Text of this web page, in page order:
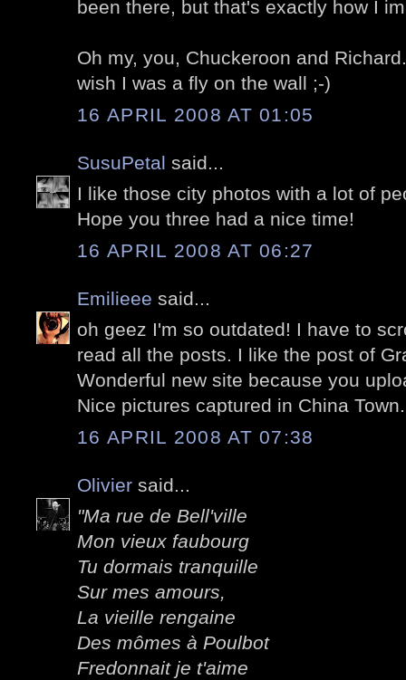
been there, but that's exactly how I
Oh my, you, Chuckeroon and
wish I was a fly on the wall ;-)
16 APRIL 2008 AT 01:05
SusuPetal said...
I like those city photos with a lot of
Hope you three had a nice time!
16 APRIL 2008 AT 06:27
Emilieee said...
oh geez I'm so outdated! I have to
read all the posts. I like the post of
Wonderful new site because you
Nice pictures captured in China Town.
16 APRIL 2008 AT 07:38
Olivier said...
"Ma rue de Bell'ville
Mon vieux faubourg
Tu dormais tranquille
Sur mes amours,
La vieille rengaine
Des mômes à Poulbot
Fredonnait je t'aime